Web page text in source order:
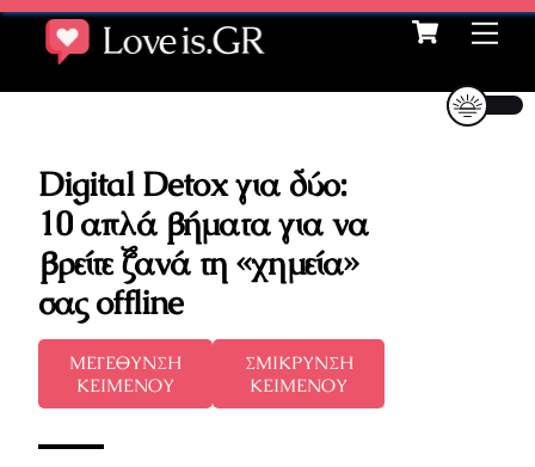
Skip
content
Cart
Digital Detox για δύο:
10 απλά βήματα για να
βρείτε ξανά τη «χημεία»
σας offline
ΜΕΓΕΘΥΝΣΗ
ΚΕΙΜΕΝΟΥ
ΣΜΙΚΡΥΝΣΗ
ΚΕΙΜΕΝΟΥ